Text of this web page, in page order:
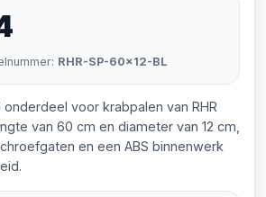
RHR-SP-60x12-BL
voor krabpalen van RHR
van 60 cm en diameter van 12 cm,
en een ABS binnenwerk